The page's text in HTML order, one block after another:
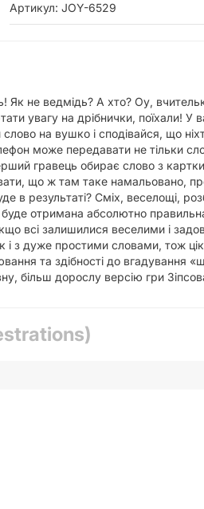
Артикул: JOY-6529
не ведмідь? А хто? Оу,
увагу на дрібнички, поїхали! У
на вушко і сподівайся, що
може передавати не тільки
гравець обирає слово з
що ж там таке намальовано,
в результаті? Сміх, веселощі,
отримана абсолютно
всі залишилися веселими і
з дуже простими словами, тож
та здібності до вгадування
більш дорослу версію гри